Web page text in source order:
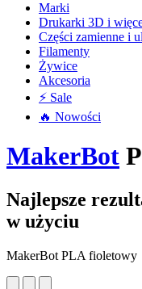
Marki
Drukarki 3D i
Części zamienne i
Filamenty
Żywice
Akcesoria
⚡ Sale
🔥 Nowości
MakerBot
Najlepsze
w użyciu
MakerBot PLA fioletowy